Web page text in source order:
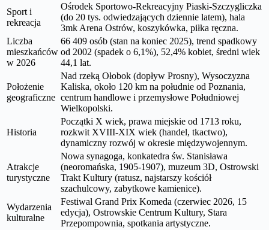
Sport i
rekreacja
Ośrodek Sportowo-Rekreacyjny Piaski-Szczygliczka
(do 20 tys. odwiedzających dziennie latem), hala
3mk Arena Ostrów, koszykówka, piłka ręczna.
Liczba
mieszkańców
w 2026
66 409 osób (stan na koniec 2025), trend spadkowy
od 2002 (spadek o 6,1%), 52,4% kobiet, średni wiek
44,1 lat.
Położenie
geograficzne
Nad rzeką Ołobok (dopływ Prosny), Wysoczyzna
Kaliska, około 120 km na południe od Poznania,
centrum handlowe i przemysłowe Południowej
Wielkopolski.
Historia
Początki X wiek, prawa miejskie od 1713 roku,
rozkwit XVIII-XIX wiek (handel, tkactwo),
dynamiczny rozwój w okresie międzywojennym.
Atrakcje
turystyczne
Nowa synagoga, konkatedra św. Stanisława
(neoromańska, 1905-1907), muzeum 3D, Ostrowski
Trakt Kultury (ratusz, najstarszy kościół
szachulcowy, zabytkowe kamienice).
Wydarzenia
kulturalne
Festiwal Grand Prix Komeda (czerwiec 2026, 15
edycja), Ostrowskie Centrum Kultury, Stara
Przepompownia, spotkania artystyczne.